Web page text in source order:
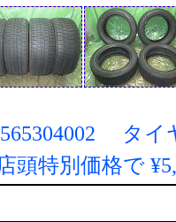
タイ
頭特別価格で